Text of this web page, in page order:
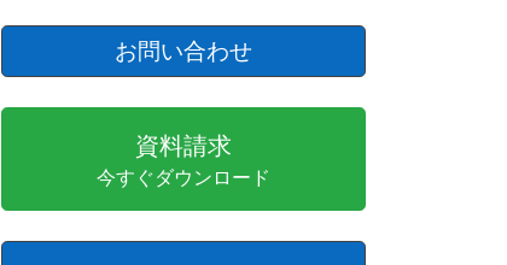
お問い合わせ
資料請求
今すぐダウンロード